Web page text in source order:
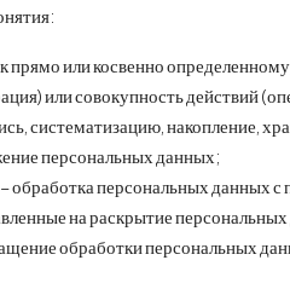
прямо или косвенно
или совокупность действий
систематизацию, накопление,
персональных данных;
– обработка персональных данных
на раскрытие
обработки персональных